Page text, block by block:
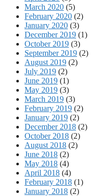
March 2020 (5)
February 2020 (2)
January 2020 (3)
December 2019 (1)
October 2019 (3)
September 2019 (2)
August 2019 (2)
July 2019 (2)
June 2019 (1)
May 2019 (3)
March 2019 (3)
February 2019 (2)
January 2019 (2)
December 2018 (2)
October 2018 (2)
August 2018 (2)
June 2018 (2)
May 2018 (4)
April 2018 (4)
February 2018 (1)
January 2018 (2)